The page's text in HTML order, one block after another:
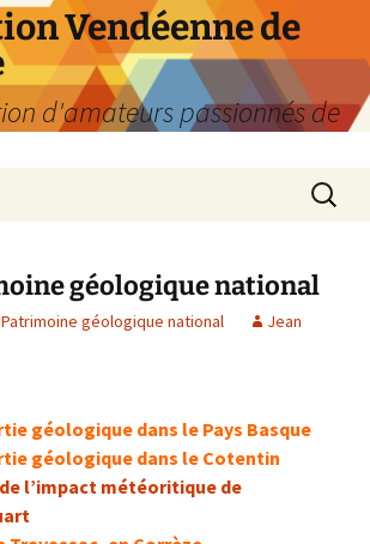
Vendéenne de
d'amateurs passionnés de
géologique national
Patrimoine géologique national
Jean
géologique dans le Pays Basque
géologique dans le Cotentin
l’impact météoritique de